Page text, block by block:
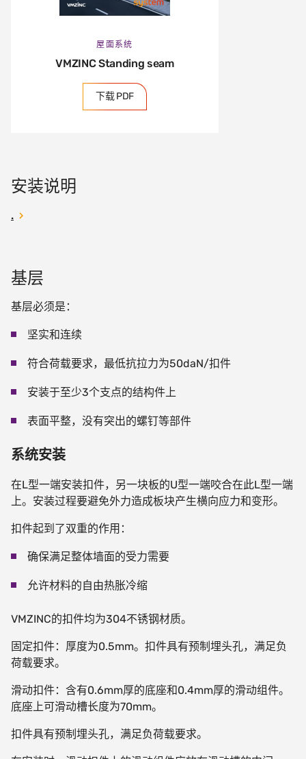
屋面系统
VMZINC Standing seam
下载 PDF
安装说明
.
基层
基层必须是：
坚实和连续
符合荷载要求，最低抗拉力为50daN/扣件
安装于至少3个支点的结构件上
表面平整，没有突出的螺钉等部件
系统安装
在L型一端安装扣件，另一块板的U型一端咬合在此L型一端
上。安装过程要避免外力造成板块产生横向应力和变形。
扣件起到了双重的作用：
确保满足整体墙面的受力需要
允许材料的自由热胀冷缩
VMZINC的扣件均为304不锈钢材质。
固定扣件：厚度为0.5mm。扣件具有预制埋头孔，满足负
荷载要求。
滑动扣件：含有0.6mm厚的底座和0.4mm厚的滑动组件。
底座上可滑动槽长度为70mm。
扣件具有预制埋头孔，满足负荷载要求。